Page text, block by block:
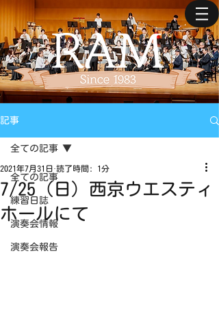
記事
全ての記事
練習日誌
演奏会情報
演奏会報告
全ての記事
7/25（日）西京ウエスティ
ホールにて
2021年7月31日 読了時間: 1分